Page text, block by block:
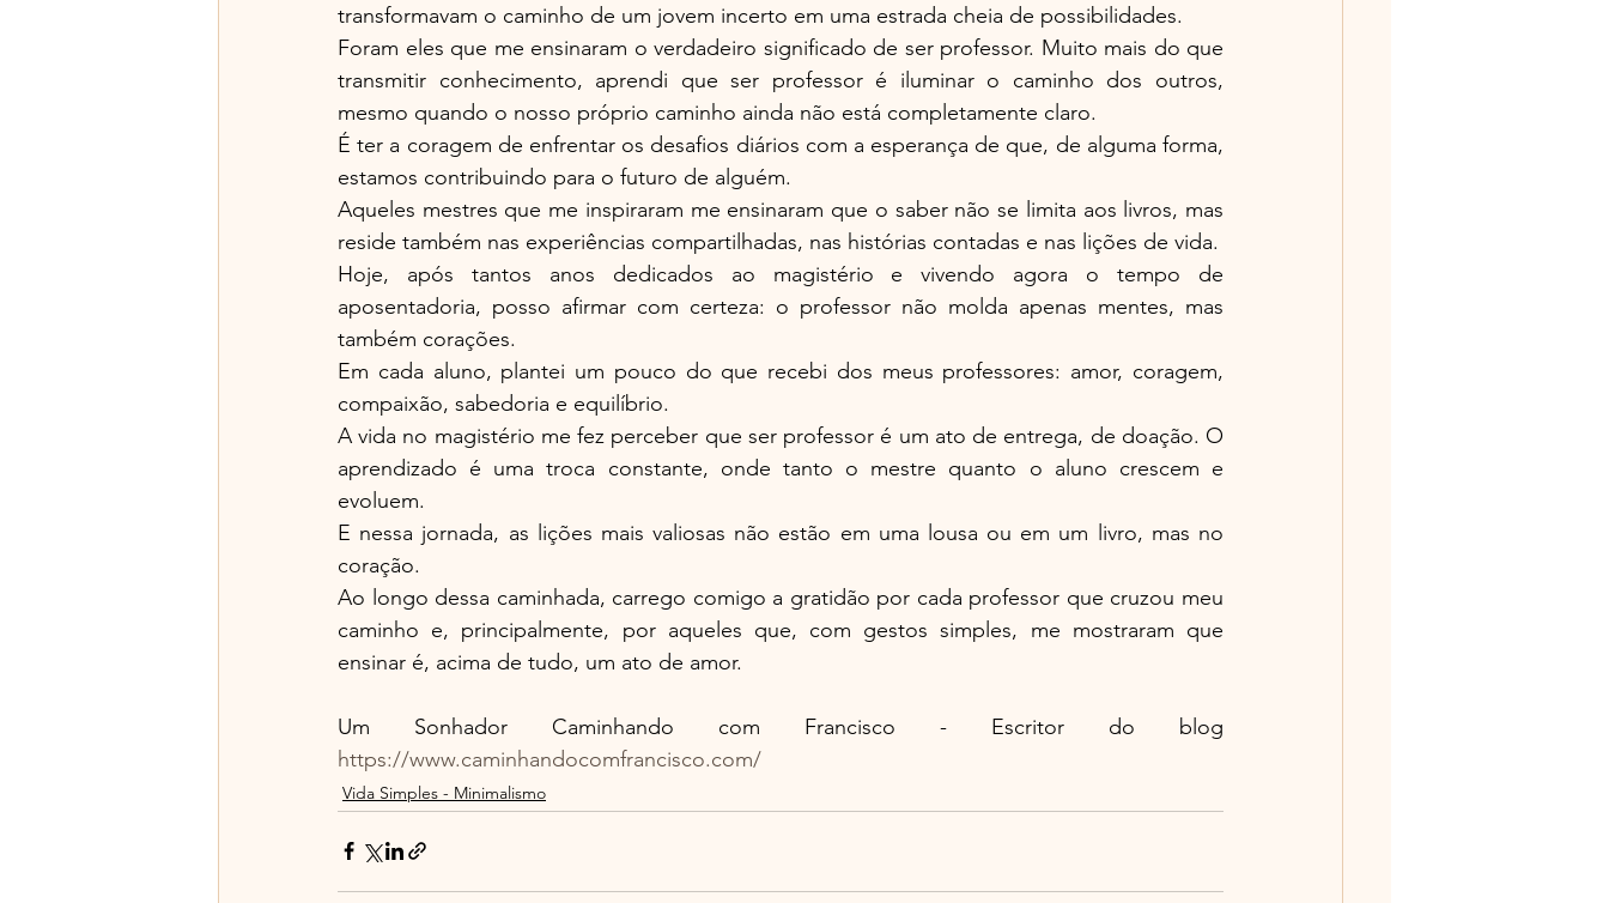
transformavam o caminho de um jovem incerto em uma estrada cheia de possibilidades.
Foram eles que me ensinaram o verdadeiro significado de ser professor. Muito mais do que
transmitir conhecimento, aprendi que ser professor é iluminar o caminho dos outros,
mesmo quando o nosso próprio caminho ainda não está completamente claro.
É ter a coragem de enfrentar os desafios diários com a esperança de que, de alguma forma,
estamos contribuindo para o futuro de alguém.
Aqueles mestres que me inspiraram me ensinaram que o saber não se limita aos livros, mas
reside também nas experiências compartilhadas, nas histórias contadas e nas lições de vida.
Hoje, após tantos anos dedicados ao magistério e vivendo agora o tempo de
aposentadoria, posso afirmar com certeza: o professor não molda apenas mentes, mas
também corações.
Em cada aluno, plantei um pouco do que recebi dos meus professores: amor, coragem,
compaixão, sabedoria e equilíbrio.
A vida no magistério me fez perceber que ser professor é um ato de entrega, de doação. O
aprendizado é uma troca constante, onde tanto o mestre quanto o aluno crescem e
evoluem.
E nessa jornada, as lições mais valiosas não estão em uma lousa ou em um livro, mas no
coração.
Ao longo dessa caminhada, carrego comigo a gratidão por cada professor que cruzou meu
caminho e, principalmente, por aqueles que, com gestos simples, me mostraram que
ensinar é, acima de tudo, um ato de amor.
https://www.caminhandocomfrancisco.com/
Vida Simples - Minimalismo